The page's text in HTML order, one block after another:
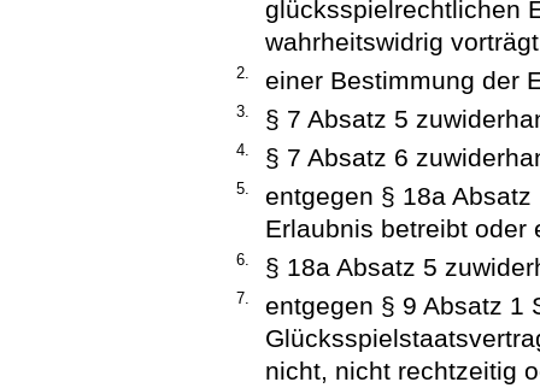
glücksspielrechtlichen
wahrheitswidrig
2. einer Bestimmung der
3. § 7 Absatz 5
4. § 7 Absatz 6
5.
entgegen § 18a
Erlaubnis betreibt oder
6. § 18a Absatz 5
7.
entgegen § 9 Absatz 1
nicht, nicht rechtzeitig